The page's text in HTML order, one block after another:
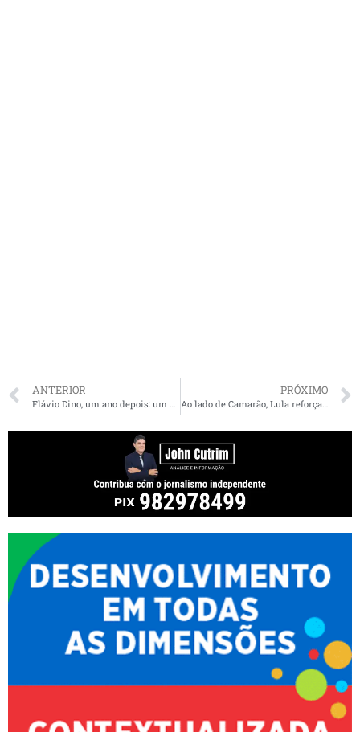
ANTERIOR PRÓXIMO
Ao lado de Camarão, Lula reforça que quer base unida no Maranhão